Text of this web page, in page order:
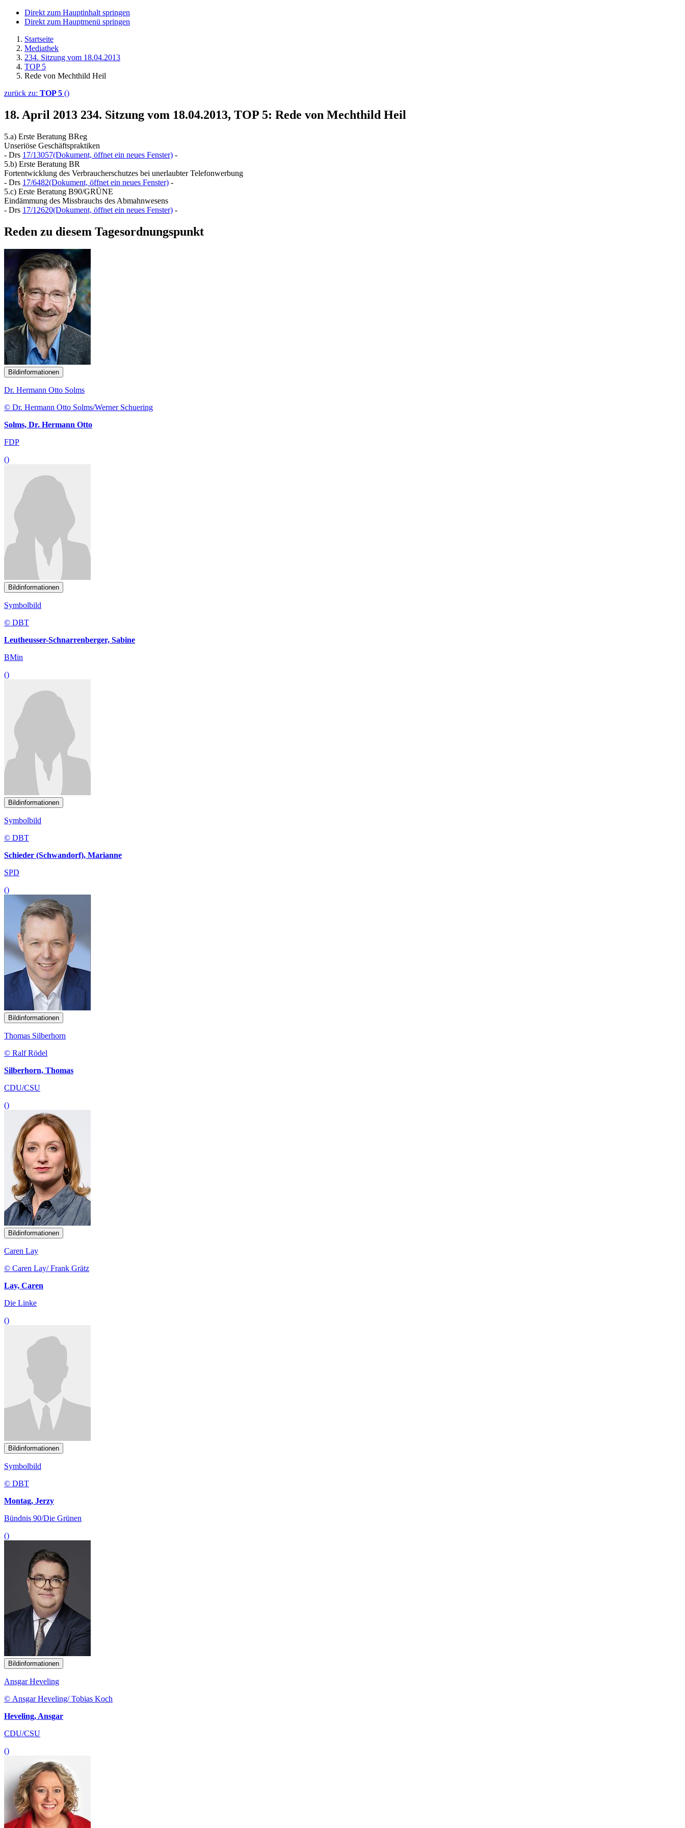
Direkt zum Hauptinhalt springen
Direkt zum Hauptmenü springen
Startseite
Mediathek
234. Sitzung vom 18.04.2013
TOP 5
Rede von Mechthild Heil
zurück zu: TOP 5 ()
18. April 2013 234. Sitzung vom 18.04.2013, TOP 5: Rede von Mechthild Heil
5.a) Erste Beratung BReg
Unseriöse Geschäftspraktiken
- Drs 17/13057(Dokument, öffnet ein neues Fenster) -
5.b) Erste Beratung BR
Fortentwicklung des Verbraucherschutzes bei unerlaubter Telefonwerbung
- Drs 17/6482(Dokument, öffnet ein neues Fenster) -
5.c) Erste Beratung B90/GRÜNE
Eindämmung des Missbrauchs des Abmahnwesens
- Drs 17/12620(Dokument, öffnet ein neues Fenster) -
Reden zu diesem Tagesordnungspunkt
Bildinformationen
Dr. Hermann Otto Solms
© Dr. Hermann Otto Solms/Werner Schuering
Solms, Dr. Hermann Otto
FDP
()
Bildinformationen
Symbolbild
© DBT
Leutheusser-Schnarrenberger, Sabine
BMin
()
Bildinformationen
Symbolbild
© DBT
Schieder (Schwandorf), Marianne
SPD
()
Bildinformationen
Thomas Silberhorn
© Ralf Rödel
Silberhorn, Thomas
CDU/CSU
()
Bildinformationen
Caren Lay
© Caren Lay/ Frank Grätz
Lay, Caren
Die Linke
()
Bildinformationen
Symbolbild
© DBT
Montag, Jerzy
Bündnis 90/Die Grünen
()
Bildinformationen
Ansgar Heveling
© Ansgar Heveling/ Tobias Koch
Heveling, Ansgar
CDU/CSU
()